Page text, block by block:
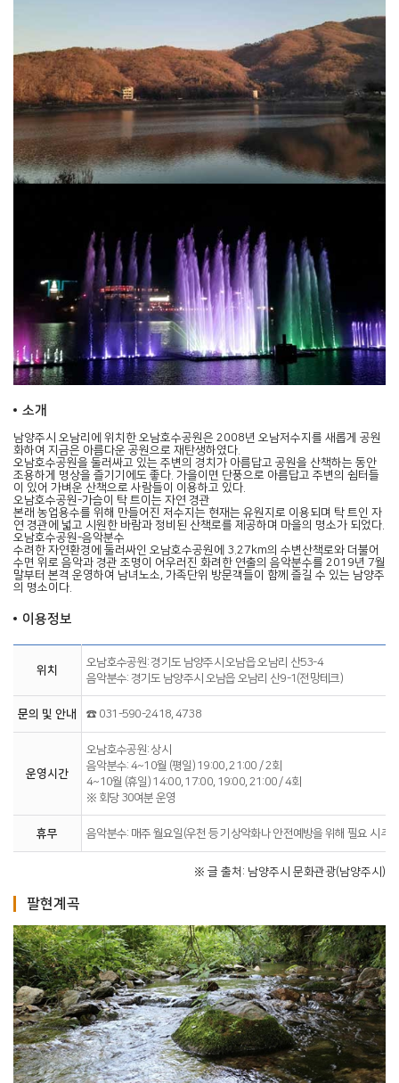
소개
남양주시 오남리에 위치한 오남호수공원은 2008년 오남저수지를 새롭게 공원
화하여 지금은 아름다운 공원으로 재탄생하였다.
오남호수공원을 둘러싸고 있는 주변의 경치가 아름답고 공원을 산책하는 동안
조용하게 명상을 즐기기에도 좋다. 가을이면 단풍으로 아름답고 주변의 쉼터들
이 있어 가벼운 산책으로 사람들이 이용하고 있다.
오남호수공원-가슴이 탁 트이는 자연 경관
본래 농업용수를 위해 만들어진 저수지는 현재는 유원지로 이용되며 탁 트인 자
연 경관에 넓고 시원한 바람과 정비된 산책로를 제공하며 마을의 명소가 되었다.
오남호수공원-음악분수
수려한 자연환경에 둘러싸인 오남호수공원에 3.27km의 수변산책로와 더불어
수면 위로 음악과 경관 조명이 어우러진 화려한 연출의 음악분수를 2019년 7월
말부터 본격 운영하여 남녀노소, 가족단위 방문객들이 함께 즐길 수 있는 남양주
의 명소이다.
이용정보
위치
오남호수공원: 경기도 남양주시 오남읍 오남리 산53-4
음악분수: 경기도 남양주시 오남읍 오남리 산9-1(전망테크)
문의 및 안내 ☎ 031-590-2418, 4738
운영시간
오남호수공원: 상시
음악분수: 4~10월 (평일) 19:00, 21:00 / 2회
4~10월 (휴일) 14:00, 17:00, 19:00, 21:00 / 4회
※ 회당 30여분 운영
휴무 음악분수: 매주 월요일(우천 등 기상악화나 안전예방을 위해 필요 시 추
※ 글 출처: 남양주시 문화관광(남양주시)
팔현계곡